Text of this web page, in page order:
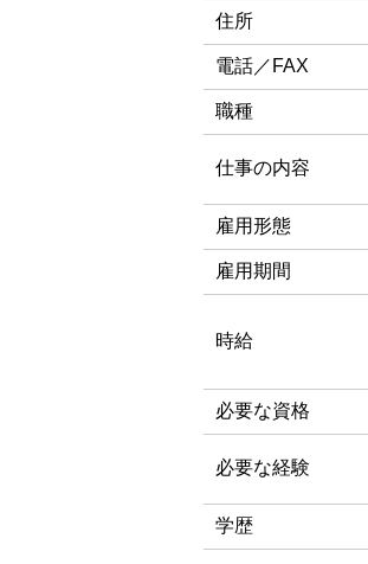
住所
電話／FAX
職種
仕事の内容
雇用形態
雇用期間
時給
必要な資格
必要な経験
学歴